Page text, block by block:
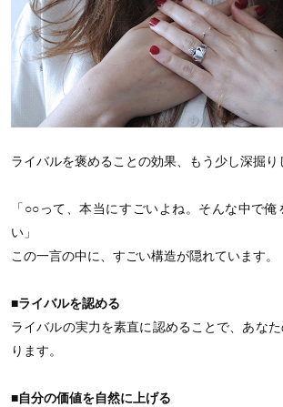
ライバルを褒めることの効果、もう少し深掘り
「○○って、本当にすごいよね。そんな中で
い」
この一言の中に、すごい構造が隠れています。
■ライバルを認める
ライバルの実力を素直に認めることで、あな
ります。
■自分の価値を自然に上げる